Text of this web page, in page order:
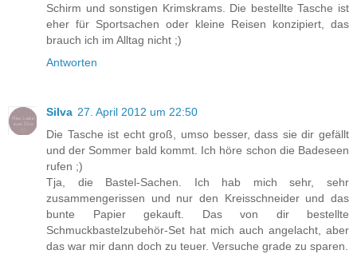
Schirm und sonstigen Krimskrams. Die bestellte Tasche ist
eher für Sportsachen oder kleine Reisen konzipiert, das
brauch ich im Alltag nicht ;)
Antworten
Silva 27. April 2012 um 22:50
Die Tasche ist echt groß, umso besser, dass sie dir gefällt
und der Sommer bald kommt. Ich höre schon die Badeseen
rufen ;)
Tja, die Bastel-Sachen. Ich hab mich sehr, sehr
zusammengerissen und nur den Kreisschneider und das
bunte Papier gekauft. Das von dir bestellte
Schmuckbastelzubehör-Set hat mich auch angelacht, aber
das war mir dann doch zu teuer. Versuche grade zu sparen.